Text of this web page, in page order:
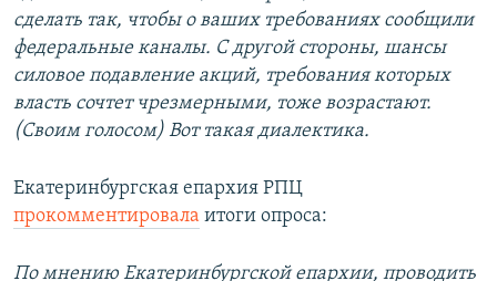
сделать так, чтобы о ваших требованиях сообщили
федеральные каналы. С другой стороны, шансы
силовое подавление акций, требования которых
власть сочтет чрезмерными, тоже возрастают.
(Своим голосом) Вот такая диалектика.
Екатеринбургская епархия РПЦ
прокомментировала итоги опроса:
По мнению Екатеринбургской епархии, проводить